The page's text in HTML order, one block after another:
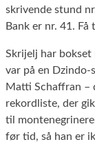
skrivende stund
Bank er nr. 41.
Skrijelj har
var på en
Matti Schaffran –
rekordliste, der
til
før tid, så han er